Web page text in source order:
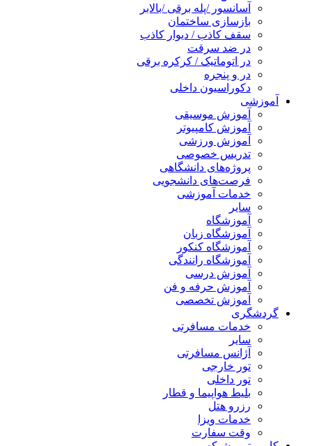
آسانسور /پله برقی /بالابر
بازسازی ساختمان
سقف کاذب / دیوار کاذب
در ضد سرقت
در اتوماتیک / کرکره برقی
در و پنجره
دکوراسیون داخلی
آموزشی
آموزش موسیقی
آموزش کامپیوتر
آموزش ورزشی
تدریس خصوصی
پروژه‌های دانشگاهی
فرصت‌های دانشجویی
خدمات آموزشی
سایر
آموزشگاه
آموزشگاه زبان
آموزشگاه کنکور
آموزشگاه رانندگی
آموزش درسی
آموزش حرفه و فن
آموزش تخصصی
گردشگری
خدمات مسافرتی
سایر
آژانس مسافرتی
تور خارجی
تور داخلی
بلیط هواپیما و قطار
رزرو هتل
خدمات ویزا
وقت سفارت